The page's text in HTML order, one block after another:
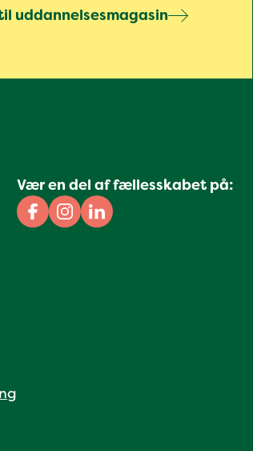
uddannelsesmagasin
Vær en del af fællesskabet på:
Facebook
Instagram
Linkedin